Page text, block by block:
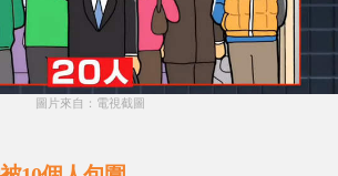
圖片來自：電視截圖